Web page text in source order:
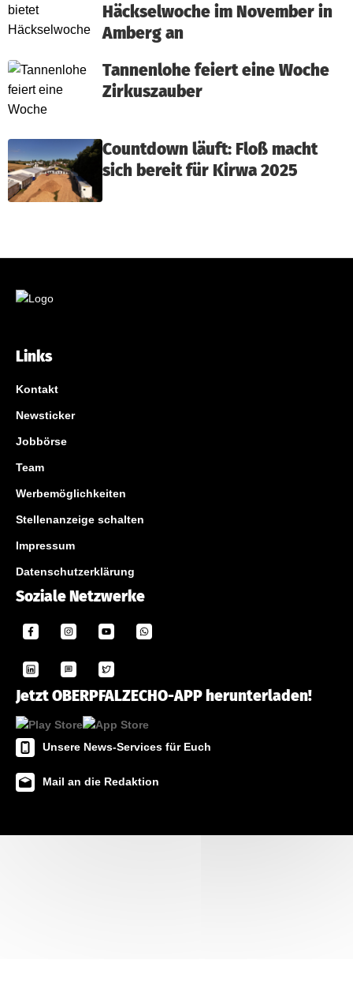
Häckselwoche im November in
Amberg an
Tannenlohe feiert eine Woche
Zirkuszauber
Countdown läuft: Floß macht
sich bereit für Kirwa 2025
Links
Kontakt
Newsticker
Jobbörse
Team
Werbemöglichkeiten
Stellenanzeige schalten
Impressum
Datenschutzerklärung
Soziale Netzwerke
Jetzt OBERPFALZECHO-APP herunterladen!
Unsere News-Services für Euch
Mail an die Redaktion